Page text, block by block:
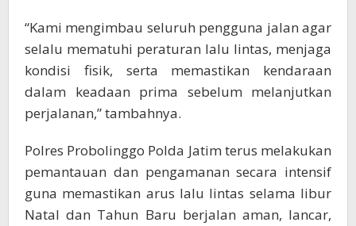
“Kami mengimbau seluruh pengguna jalan agar
selalu mematuhi peraturan lalu lintas, menjaga
kondisi fisik, serta memastikan kendaraan
dalam keadaan prima sebelum melanjutkan
perjalanan,” tambahnya.
Polres Probolinggo Polda Jatim terus melakukan
pemantauan dan pengamanan secara intensif
guna memastikan arus lalu lintas selama libur
Natal dan Tahun Baru berjalan aman, lancar,